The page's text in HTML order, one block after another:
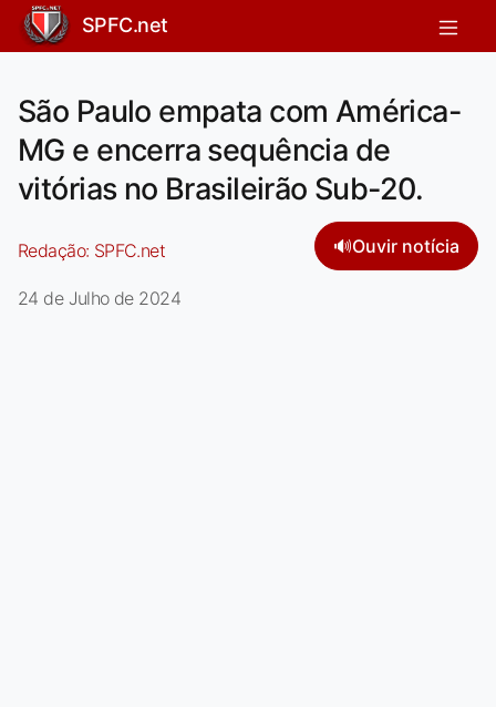
SPFC.net
São Paulo empata com América-
MG e encerra sequência de
vitórias no Brasileirão Sub-20.
Redação: SPFC.net 🔊Ouvir notícia
24 de Julho de 2024